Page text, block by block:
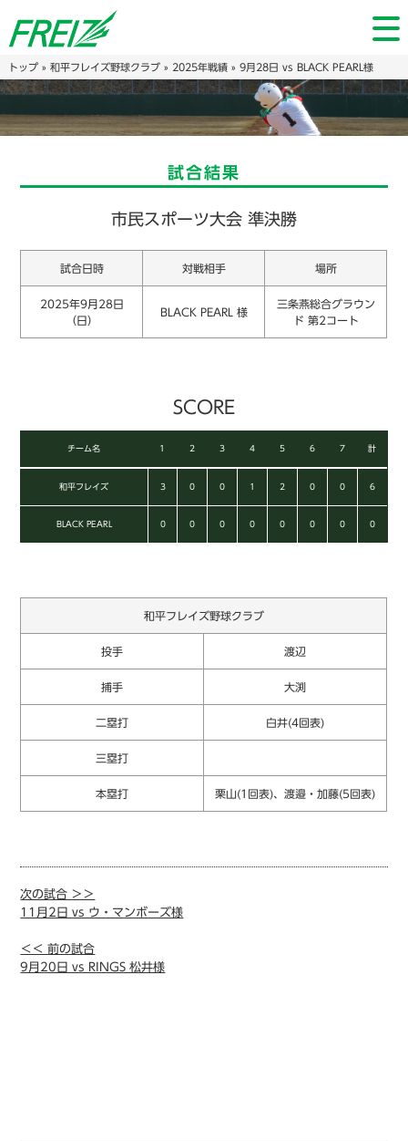
トップ» 和平フレイズ野球クラブ» 2025年戦績» 9月28日 vs BLACK PEARL様
試合結果
市民スポーツ大会 準決勝
試合日時 対戦相手 場所
2025年9月28日
（日）
BLACK PEARL 様
三条燕総合グラウン
ド 第2コート
SCORE
チーム名 1 2 3 4 5 6 7 計
和平フレイズ 3 0 0 1 2 0 0 6
BLACK PEARL 0 0 0 0 0 0 0 0
和平フレイズ野球クラブ
投手 渡辺
捕手 大渕
二塁打 白井(4回表)
三塁打
本塁打 栗山(1回表)、渡邉・加藤(5回表)
次の試合 ＞＞
11月2日 vs ウ・マンボーズ様
＜＜ 前の試合
9月20日 vs RINGS 松井様